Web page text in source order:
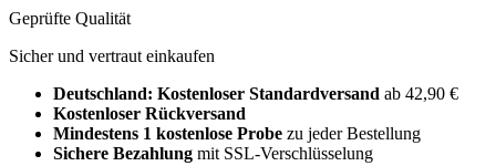
Geprüfte Qualität
Sicher und vertraut einkaufen
Deutschland: Kostenloser Standardversand ab 42,90 €
Kostenloser Rückversand
Mindestens 1 kostenlose Probe zu jeder Bestellung
Sichere Bezahlung mit SSL-Verschlüsselung